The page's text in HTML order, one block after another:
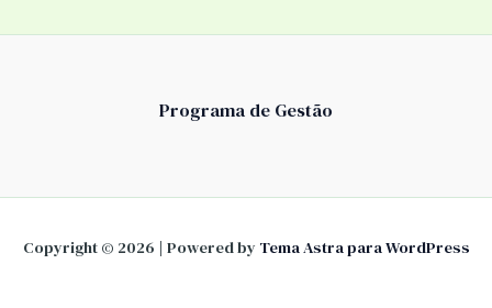
Programa de Gestão
Copyright © 2026 | Powered by Tema Astra para WordPress